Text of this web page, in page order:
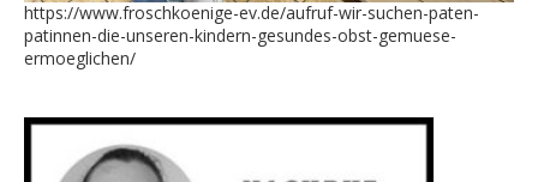
https://www.froschkoenige-ev.de/aufruf-wir-suchen-paten-
patinnen-die-unseren-kindern-gesundes-obst-gemuese-
ermoeglichen/